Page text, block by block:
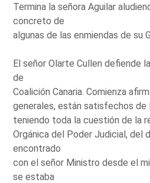
Termina la señora Aguilar
concreto de
algunas de las enmiendas de su
El señor Olarte Cullen defiende
de
Coalición Canaria. Comienza
generales, están satisfechos de
teniendo toda la cuestión de la
Orgánica del Poder Judicial, del
encontrado
con el señor Ministro desde el
se estaba